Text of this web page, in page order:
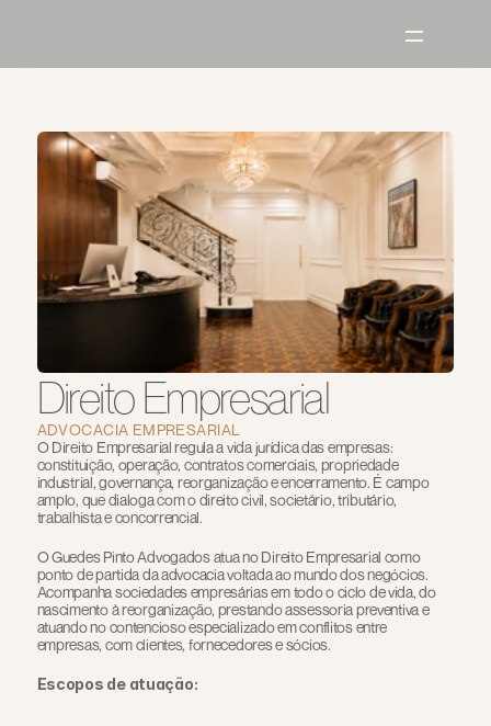
Direito Empresarial
ADVOCACIA EMPRESARIAL
O Direito Empresarial regula a vida jurídica das empresas:
constituição, operação, contratos comerciais, propriedade
industrial, governança, reorganização e encerramento. É campo
amplo, que dialoga com o direito civil, societário, tributário,
trabalhista e concorrencial.
O Guedes Pinto Advogados atua no Direito Empresarial como
ponto de partida da advocacia voltada ao mundo dos negócios.
Acompanha sociedades empresárias em todo o ciclo de vida, do
nascimento à reorganização, prestando assessoria preventiva e
atuando no contencioso especializado em conflitos entre
empresas, com clientes, fornecedores e sócios.
Escopos de atuação: